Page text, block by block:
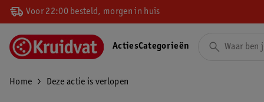
Voor 22:00 besteld, morgen in huis
ActiesCategorieën
Home Deze actie is verlopen